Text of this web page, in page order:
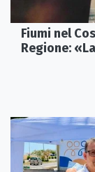
Fiumi nel
Regione: